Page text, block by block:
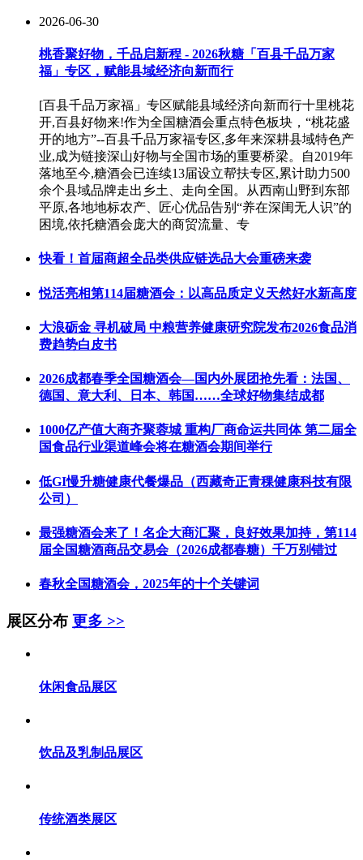
2026-06-30
桃香聚好物，千品启新程 - 2026秋糖「百县千品万家
福」专区，赋能县域经济向新而行
[百县千品万家福」专区赋能县域经济向新而行十里桃花
开,百县好物来!作为全国糖酒会重点特色板块，“桃花盛
开的地方”--百县千品万家福专区,多年来深耕县域特色产
业,成为链接深山好物与全国市场的重要桥梁。自2019年
落地至今,糖酒会已连续13届设立帮扶专区,累计助力500
余个县域品牌走出乡土、走向全国。从西南山野到东部
平原,各地地标农产、匠心优品告别“养在深闺无人识”的
困境,依托糖酒会庞大的商贸流量、专
快看！首届商超全品类供应链选品大会重磅来袭
悦活亮相第114届糖酒会：以高品质定义天然好水新高度
大浪砺金 寻机破局 中粮营养健康研究院发布2026食品消
费趋势白皮书
2026成都春季全国糖酒会—国内外展团抢先看：法国、
德国、意大利、日本、韩国……全球好物集结成都
1000亿产值大商齐聚蓉城 重构厂商命运共同体 第二届全
国食品行业渠道峰会将在糖酒会期间举行
低GI慢升糖健康代餐爆品（西藏奇正青稞健康科技有限
公司）
最强糖酒会来了！名企大商汇聚，良好效果加持，第114
届全国糖酒商品交易会（2026成都春糖）千万别错过
春秋全国糖酒会，2025年的十个关键词
展区分布 更多 >>
休闲食品展区
饮品及乳制品展区
传统酒类展区